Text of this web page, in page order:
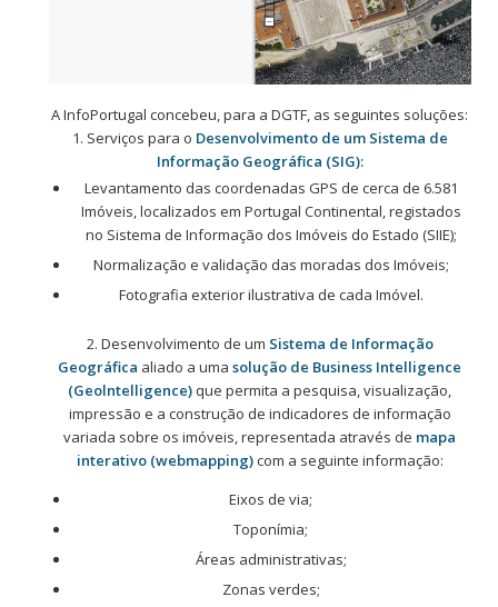
A InfoPortugal concebeu, para a DGTF, as seguintes soluções:
1. Serviços para o Desenvolvimento de um Sistema de
Informação Geográfica (SIG):
Levantamento das coordenadas GPS de cerca de 6.581
Imóveis, localizados em Portugal Continental, registados
no Sistema de Informação dos Imóveis do Estado (SIIE);
Normalização e validação das moradas dos Imóveis;
Fotografia exterior ilustrativa de cada Imóvel.
2. Desenvolvimento de um Sistema de Informação
Geográfica aliado a umasolução de Business Intelligence
(Geolntelligence)que permita a pesquisa, visualização,
impressão e a construção de indicadores de informação
variada sobre os imóveis, representada através de mapa
interativo (webmapping)com a seguinte informação:
Eixos de via;
Toponímia;
Áreas administrativas;
Zonas verdes;